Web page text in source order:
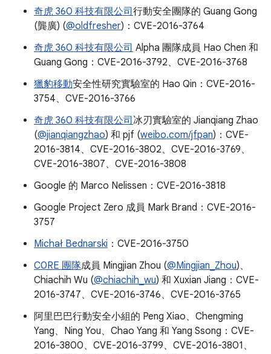
奇虎 360 科技有限公司 行動安全團隊的 Guang Gong
(龔廣) (@oldfresher)：CVE-2016-3764
奇虎 360 科技有限公司 Alpha 團隊成員 Hao Chen 和
Guang Gong：CVE-2016-3792、CVE-2016-3768
獵豹移動安全性研究實驗室的 Hao Qin：CVE-2016-
3754、CVE-2016-3766
奇虎 360 科技有限公司 冰刃實驗室的 Jianqiang Zhao
(@jianqiangzhao) 和 pjf (weibo.com/jfpan)：CVE-
2016-3814、CVE-2016-3802、CVE-2016-3769、
CVE-2016-3807、CVE-2016-3808
Google 的 Marco Nelissen：CVE-2016-3818
Google Project Zero 成員 Mark Brand：CVE-2016-
3757
Michał Bednarski ：CVE-2016-3750
C0RE 團隊成員 Mingjian Zhou (@Mingjian_Zhou)、
Chiachih Wu (@chiachih_wu) 和 Xuxian Jiang：CVE-
2016-3747、CVE-2016-3746、CVE-2016-3765
阿里巴巴行動安全小組的 Peng Xiao、Chengming
Yang、Ning You、Chao Yang 和 Yang Ssong：CVE-
2016-3800、CVE-2016-3799、CVE-2016-3801、